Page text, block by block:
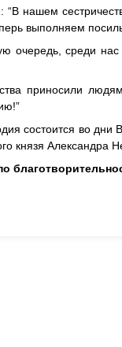
“В нашем
выполняем
очередь, среди
приносили
состоится во дни
князя Александра